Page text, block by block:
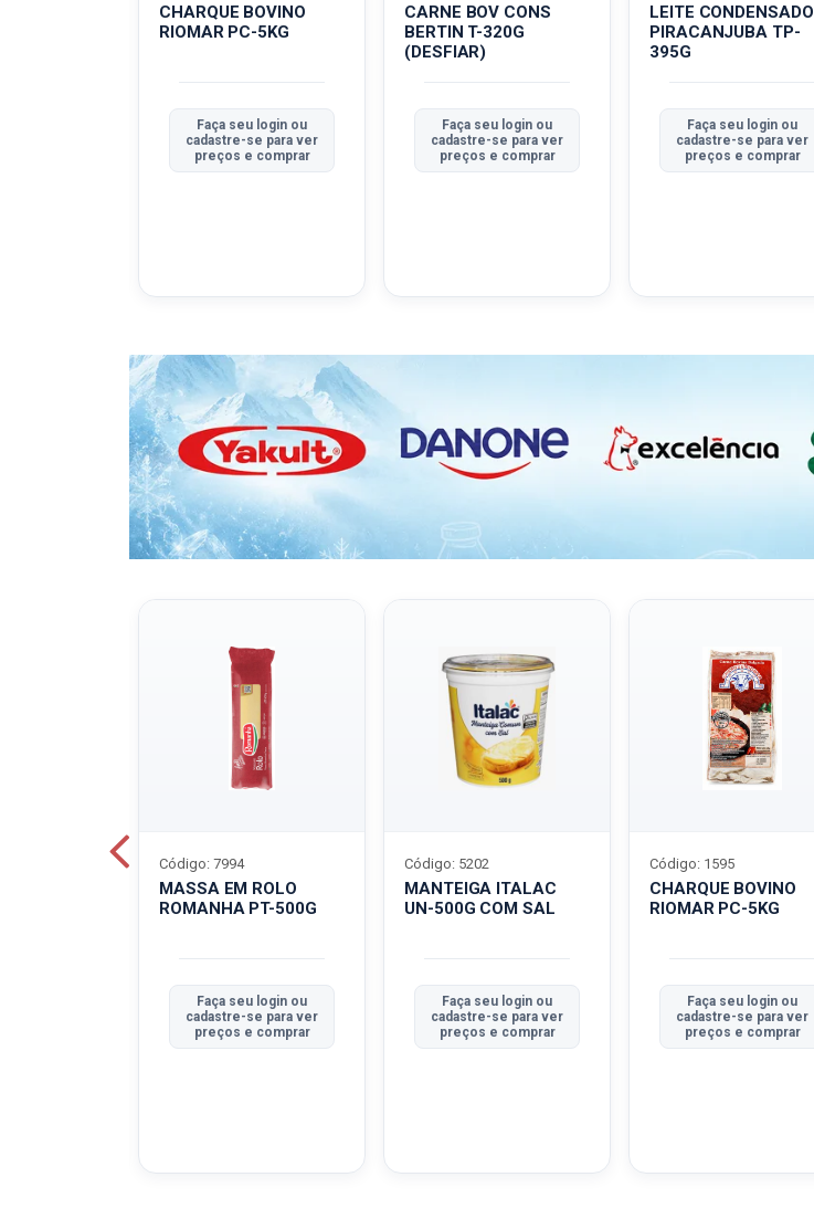
CHARQUE BOVINO
RIOMAR PC-5KG
Faça seu login ou
cadastre-se para ver
preços e comprar
CARNE BOV CONS
BERTIN T-320G
(DESFIAR)
Faça seu login ou
cadastre-se para ver
preços e comprar
LEITE CONDENSADO
PIRACANJUBA TP-
395G
Faça seu login ou
cadastre-se para ver
preços e comprar
MASSA EM ROLO
ROMANHA PT-500G
Código: 7994
Faça seu login ou
cadastre-se para ver
preços e comprar
MANTEIGA ITALAC
UN-500G COM SAL
Código: 5202
Faça seu login ou
cadastre-se para ver
preços e comprar
CHARQUE BOVINO
RIOMAR PC-5KG
Código: 1595
Faça seu login ou
cadastre-se para ver
preços e comprar